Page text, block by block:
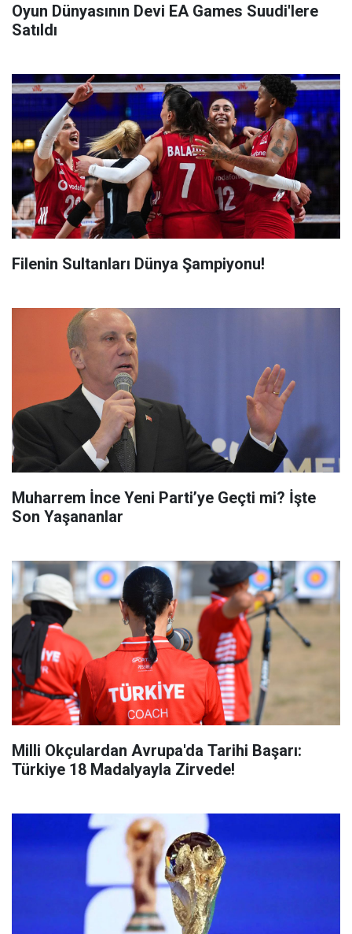
Oyun Dünyasının Devi EA Games Suudi'lere
Satıldı
Filenin Sultanları Dünya Şampiyonu!
Muharrem İnce Yeni Parti’ye Geçti mi? İşte
Son Yaşananlar
Milli Okçulardan Avrupa'da Tarihi Başarı:
Türkiye 18 Madalyayla Zirvede!